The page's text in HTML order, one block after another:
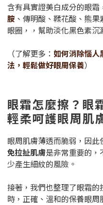
含有具實證美白成分的眼霜
胺 、傳明酸、鞣花酸、熊
眼圈，，幫助淡化黑色素沉
（了解更多： 如何消除惱人
法，輕鬆做好眼周保養）
眼霜怎麼擦？眼
輕柔呵護眼周肌
眼周肌膚薄透而脆弱，因此
免拉扯肌膚是非常重要的
少產生細紋的風險。
接著，我們也整理了眼霜
時，正確、溫和的保養眼周